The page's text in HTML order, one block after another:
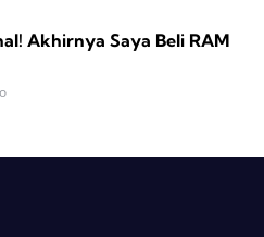
Akhirnya Saya Beli RAM